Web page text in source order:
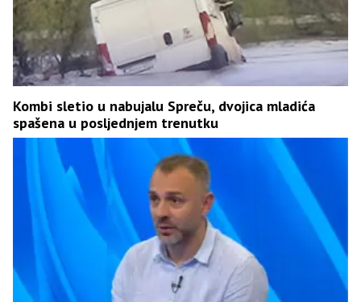
Kombi sletio u nabujalu Spreču, dvojica mladića
spašena u posljednjem trenutku